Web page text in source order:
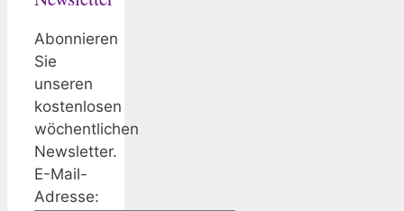
Abonnieren
Sie
unseren
kostenlosen
wöchentlichen
Newsletter.
E-Mail-
Adresse: